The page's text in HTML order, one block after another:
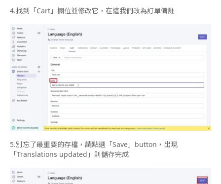
4.找到「Cart 」欄位並修改它，在這我們改為訂單備註
5.別忘了最重要的存檔，請點選「Save 」 button ，出現
「Translations updated 」則儲存完成